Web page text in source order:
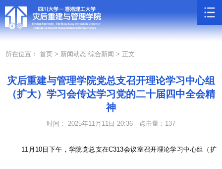
所在位置： 首页 > 新闻动态综合新闻 > 正文
灾后重建与管理学院党总支召开理论学习中心组
（扩大）学习会传达学习党的二十届四中全会精
神
时间： 2025年11月11日 20:36 点击量： 137
11 月 10 日下午，学院党总支在C313会议室召开理论学习中心组（扩